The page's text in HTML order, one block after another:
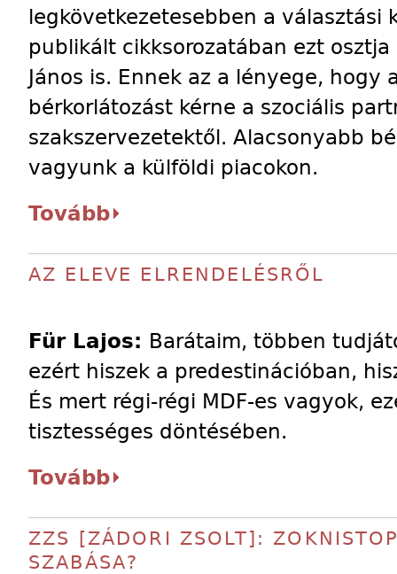
legkövetkezetesebben a választási
publikált cikksorozatában ezt osztja
János is. Ennek az a lényege, hogy
bérkorlátozást kérne a szociális
szakszervezetektől. Alacsonyabb
vagyunk a külföldi piacokon.
Tovább
AZ ELEVE ELRENDELÉSRŐL
Für Lajos: Barátaim, többen
ezért hiszek a predestinációban,
És mert régi-régi MDF-es vagyok,
tisztességes döntésében.
Tovább
ZZS [ZÁDORI ZSOLT]:
SZABÁSA?